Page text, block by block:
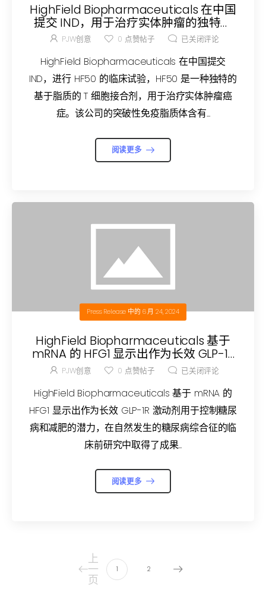
HighField Biopharmaceuticals 在中国
提交 IND，用于治疗实体肿瘤的独特脂
质 T 细胞接合剂 HF50 的临床试验
PJW创意 0 点赞帖子 已关闭评论
HighField Biopharmaceuticals 在中国提交
IND，进行 HF50 的临床试验，HF50 是一种独特的
基于脂质的 T 细胞接合剂，用于治疗实体肿瘤癌
症。该公司的突破性免疫脂质体含有...
阅读更多
Press Release 中的 6 月 24, 2024
HighField Biopharmaceuticals 基于
mRNA 的 HFG1 显示出作为长效 GLP-1R
激动剂用于控制糖尿病和减肥的潜力
PJW创意 0 点赞帖子 已关闭评论
HighField Biopharmaceuticals 基于 mRNA 的
HFG1 显示出作为长效 GLP-1R 激动剂用于控制糖尿
病和减肥的潜力，在自然发生的糖尿病综合征的临
床前研究中取得了成果...
阅读更多
上
一
页
1 2